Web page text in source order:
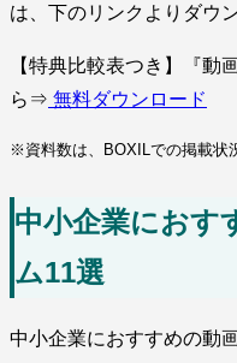
は、下のリンクよりダウ
【特典比較表つき】『動
ら⇒ 無料ダウンロード
※資料数は、BOXILでの掲載状
中小企業におす
ム11選
中小企業におすすめの動